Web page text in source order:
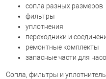
сопла разных размеров
фильтры
уплотнения
переходники и
ремонтные комплекты
запасные части для
Сопла, фильтры и